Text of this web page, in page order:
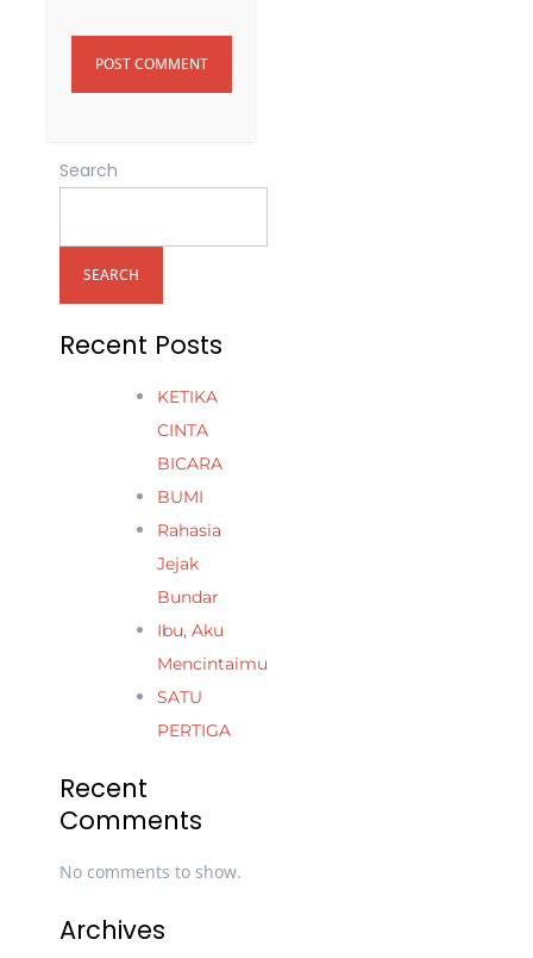
Search
SEARCH
Recent Posts
KETIKA
CINTA
BICARA
BUMI
Rahasia
Jejak
Bundar
Ibu, Aku
Mencintaimu
SATU
PERTIGA
Recent
Comments
No comments to show.
Archives